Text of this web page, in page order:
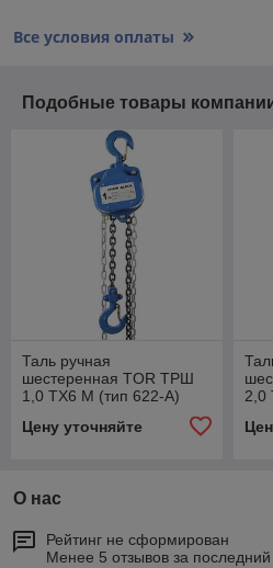
Все условия оплаты
Подобные товары
Таль ручная
шестеренная TOR ТРШ
1,0 ТХ6 М (тип 622-A)
Цену уточняйте
2,0
О нас
Рейтинг не сформирован
Менее 5 отзывов за последний